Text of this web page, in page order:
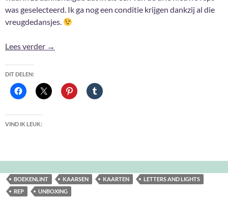
was geselecteerd. Ik ga nog een conditie krijgen dankzij al die
vreugdedansjes.
Lees verder Unboxing: Letters & Lights rep-pakket
→
DIT DELEN:
VIND IK LEUK:
BOEKENLINT KAARSEN KAARTEN
LETTERS AND LIGHTS
REP
UNBOXING